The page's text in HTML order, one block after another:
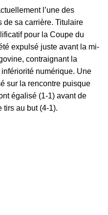
l’une des
de sa carrière. Titulaire
pour la Coupe du
expulsé juste avant la mi-
contraignant la
numérique. Une
sur la rencontre puisque
égalisé (1-1) avant de
tirs au but (4-1).